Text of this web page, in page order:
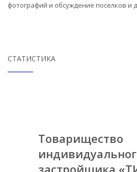
фотографий и обсуждение поселков и
СТАТИСТИКА
Товарищество
застройщика